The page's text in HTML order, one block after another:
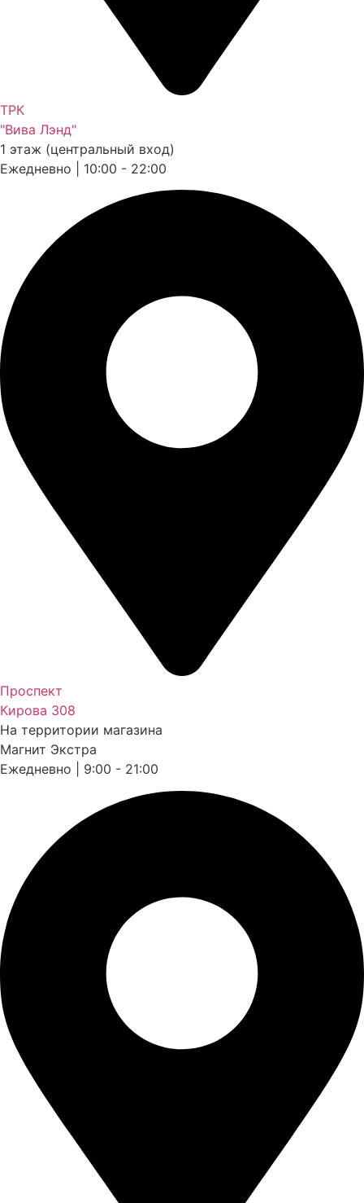
ТРК
"Вива Лэнд"
1 этаж (центральный вход)
Ежедневно | 10:00 - 22:00
Проспект
Кирова 308
На территории магазина
Магнит Экстра
Ежедневно | 9:00 - 21:00